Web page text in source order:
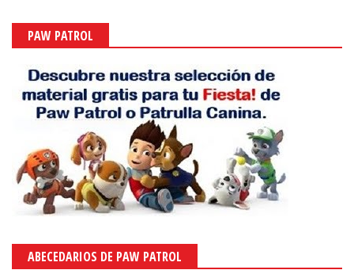
PAW PATROL
ABECEDARIOS DE PAW PATROL